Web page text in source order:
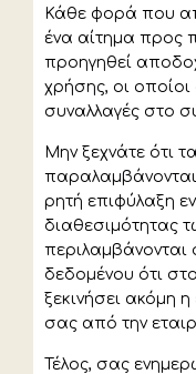
Κάθε φορά που
ένα αίτημα προς
προηγηθεί
χρήσης, οι οποίοι
συναλλαγές στο
Μην ξεχνάτε ότι
παραλαμβάνονται
ρητή επιφύλαξη
διαθεσιμότητας
περιλαμβάνονται
δεδομένου ότι
ξεκινήσει ακόμη
σας από την
Τέλος, σας